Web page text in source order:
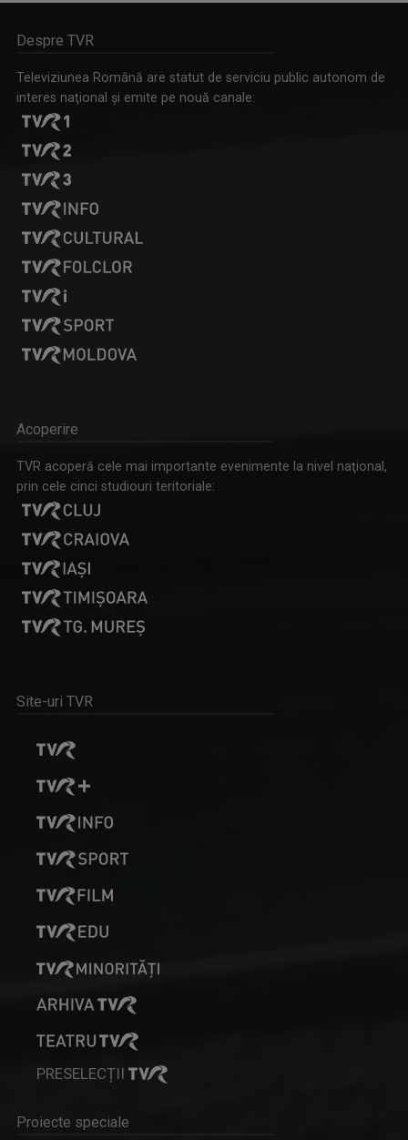
MAGHIARA DE PE UNU
"Krónika" e un cuvânt din altă limbă, dar nu ...
NOCTURNE
O emisiune-reverenţă în faţa valorilor şi a ...
UNIVERSUL CREDINŢEI
WEEKEND MATINAL
Weekend Matinal este emisiunea care crede că ...
BOGDAN ŞERBAN IANCU
În trei decenii de carieră a făcut anchete ...
CLAUDIU LUCACI
Jurnalist din 1990, Claudiu Lucaci s-a ...
Despre TVR
Televiziunea Română are statut de serviciu public autonom de
interes naţional şi emite pe nouă canale:
Acoperire
TVR acoperă cele mai importante evenimente la nivel naţional,
prin cele cinci studiouri teritoriale:
Site-uri TVR
PRESELECȚII
Proiecte speciale